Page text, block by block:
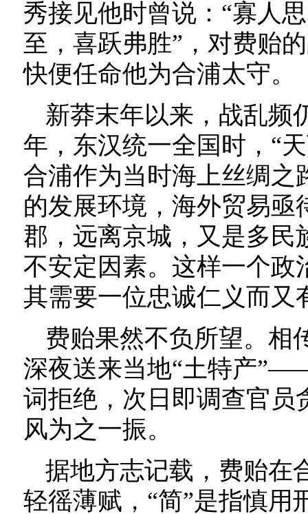
秀接见他时曾说：“寡人
至，喜跃弗胜”，对费贻
快便任命他为合浦太守。
新莽末年以来，战乱频
年，东汉统一全国时，“
合浦作为当时海上丝绸之
的发展环境，海外贸易
郡，远离京城，又是多民
不安定因素。这样一个政
其需要一位忠诚仁义而又
费贻果然不负所望。相
深夜送来当地“土特产
词拒绝，次日即调查官员
风为之一振。
据地方志记载，费贻在
轻徭薄赋，“简”是指慎用